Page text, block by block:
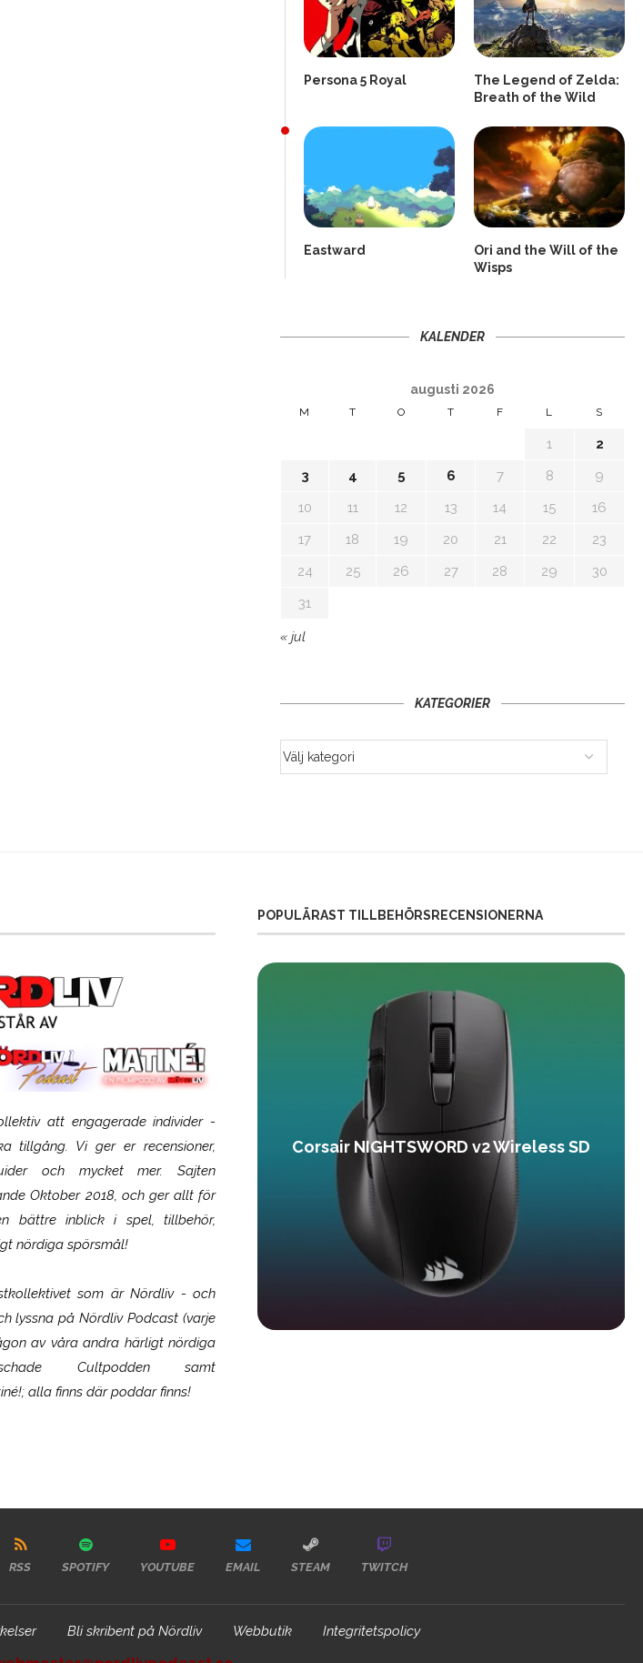
Persona 5 Royal
The Legend of Zelda:
Breath of the Wild
Eastward
Ori and the Will of the
Wisps
KALENDER
augusti 2026
M T O T F L S
1
2
3
4 5 6 7 8
9
10
11 12 13 14 15
16
17
18 19 20 21 22
23
24
25 26 27 28 29
30
31
« jul
KATEGORIER
att engagerade individer -
tillgång. Vi ger er recensioner,
och mycket mer. Sajten
Oktober 2018, och ger allt för
bättre inblick i spel, tillbehör,
nördiga spörsmål!
som ärNördliv- och
lyssna på Nördliv Podcast (varje
av våra andra härligt nördiga
Cultpodden samt
alla finns där poddar finns!
POPULÄRAST TILLBEHÖRSRECENSIONERNA
Gaming Omega Corsair NIGHTSWORD v2 Wireless SD
RSS SPOTIFY YOUTUBE EMAIL STEAM TWITCH
Bli skribent på Nördliv Webbutik Integritetspolicy